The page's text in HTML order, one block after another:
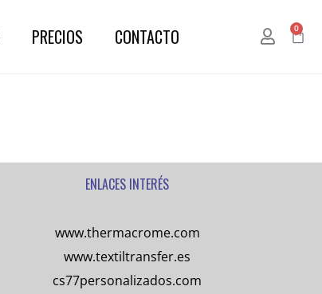
PRECIOS CONTACTO 0
ENLACES INTERÉS
www.thermacrome.com
www.textiltransfer.es
cs77personalizados.com